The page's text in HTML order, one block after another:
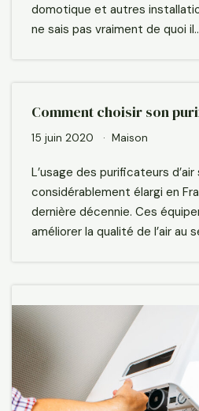
domotique et autres
ne sais pas vraiment de quoi
Comment choisir son
15 juin 2020 Maison
L’usage des purificateurs d’air
considérablement élargi en
dernière décennie. Ces
améliorer la qualité de l’air au